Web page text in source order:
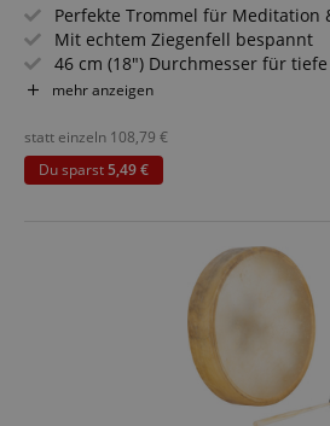
Perfekte Trommel für Meditation
Mit echtem Ziegenfell bespannt
46 cm (18") Durchmesser für tiefe
Inklusive Schlägel für direktes
Mit Halteschlaufe - bequemes
Natur-Instrument für
Sparset inklusive Ständer
mehr anzeigen
statt einzeln 108,79 €
Du sparst5,49 €
Statistik Marketing
Statistik-Cookies werden
wie Besucher die Website nutzen,
Cookies. Diese Cookies können
werden, um einen bestimmten
identifizieren.
Anbieter /
www.kirstein.at